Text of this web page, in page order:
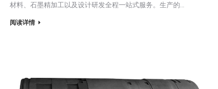
材料、石墨精加工以及设计研发全程一站式服务。生产的…
阅读详情